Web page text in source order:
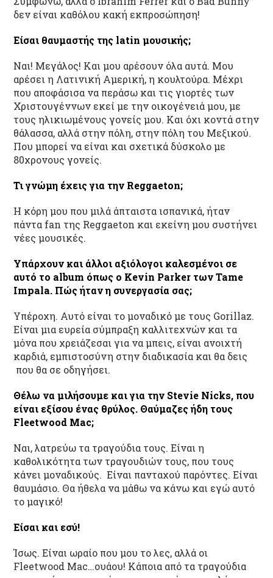
δεν είναι καθόλου κακή εκπροσώπηση!
Είσαι θαυμαστής της latin μουσικής;
Ναι! Μεγάλος! Και μου αρέσουν όλα αυτά. Μου
αρέσει η Λατινική Αμερική, η κουλτούρα. Μέχρι
που αποφάσισα να περάσω και τις γιορτές των
Χριστουγέννων εκεί με την οικογένειά μου, με
τους ηλικιωμένους γονείς μου. Και όχι κοντά στην
θάλασσα, αλλά στην πόλη, στην πόλη του Μεξικού.
Που μπορεί να είναι και σχετικά δύσκολο με
80χρονους γονείς.
Τι γνώμη έχεις για την Reggaeton;
Η κόρη μου που μιλά άπταιστα ισπανικά, ήταν
πάντα fan της Reggaeton και εκείνη μου συστήνει
νέες μουσικές.
Υπάρχουν και άλλοι αξιόλογοι καλεσμένοι σε
αυτό το album όπως ο Kevin Parker τωνTame
Impala. Πώς ήταν η συνεργασία σας;
Υπέροχη. Αυτό είναι το μοναδικό με τους Gorillaz.
Είναι μια ευρεία σύμπραξη καλλιτεχνών και τα
μόνα που χρειάζεσαι για να μπεις, είναι ανοιχτή
καρδιά, εμπιστοσύνη στην διαδικασία και θα δεις
που θα σε οδηγήσει.
Θέλω να μιλήσουμε και για την Stevie Nicks, που
είναι εξίσου ένας θρύλος. Θαύμαζες ήδη τους
Fleetwood Mac;
Ναι, λατρεύω τα τραγούδια τους. Είναι η
καθολικότητα των τραγουδιών τους, που τους
κάνει μοναδικούς. Είναι πανταχού παρόντες. Είναι
θαυμάσιο. Θα ήθελα να μάθω να κάνω και εγώ αυτό
το μαγικό!
Είσαι και εσύ!
Ίσως. Είναι ωραίο που μου το λες, αλλά οι
Fleetwood Mac…ουάου! Κάποια από τα τραγούδια